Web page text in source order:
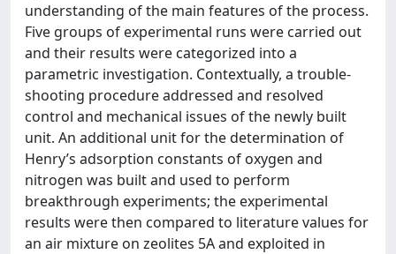
understanding of the main features of the process.
Five groups of experimental runs were carried out
and their results were categorized into a
parametric investigation. Contextually, a trouble-
shooting procedure addressed and resolved
control and mechanical issues of the newly built
unit. An additional unit for the determination of
Henry’s adsorption constants of oxygen and
nitrogen was built and used to perform
breakthrough experiments; the experimental
results were then compared to literature values for
an air mixture on zeolites 5A and exploited in